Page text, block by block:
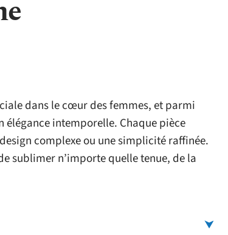
dans le cœur des femmes, et parmi
élégance intemporelle. Chaque pièce
complexe ou une simplicité raffinée.
sublimer n’importe quelle tenue, de la